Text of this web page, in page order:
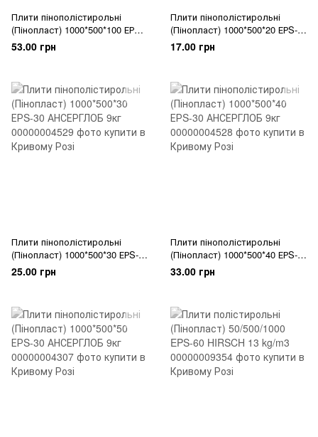
Плити пінополістирольні
(Пінопласт) 1000*500*100 ЕРS-
30 АНСЕРГЛОБ 9кг
53.00 грн
Плити пінополістирольні
(Пінопласт) 1000*500*20 ЕРS-
30 АНСЕРГЛОБ 9кг
17.00 грн
Плити пінополістирольні
(Пінопласт) 1000*500*30 ЕРS-
30 АНСЕРГЛОБ 9кг
25.00 грн
Плити пінополістирольні
(Пінопласт) 1000*500*40 ЕРS-
30 АНСЕРГЛОБ 9кг
33.00 грн